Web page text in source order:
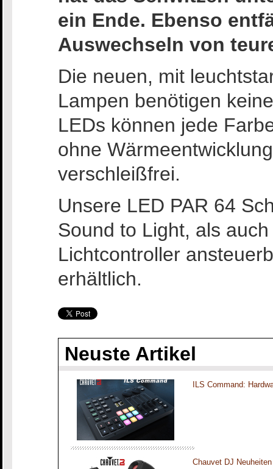
ein Ende. Ebenso
Auswechseln von
Die neuen, mit
Lampen benötigen
LEDs können jede
ohne
verschleißfrei.
Unsere LED PAR 64
Sound to Light, als
Lichtcontroller
erhältlich.
Neuste Artikel
ILS Command:
Chauvet DJ